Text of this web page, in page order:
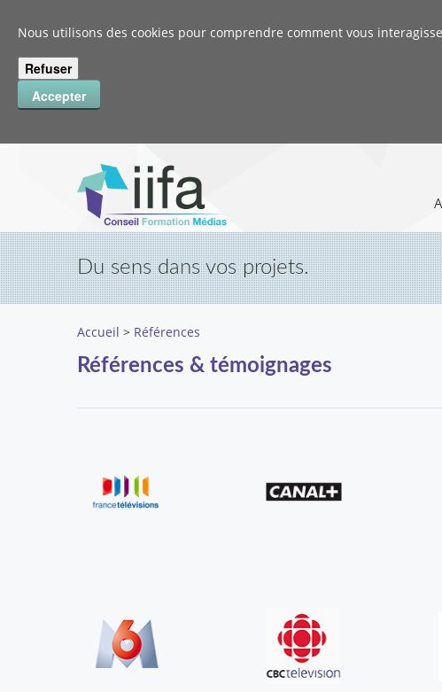
Nous utilisons des cookies pour comprendre comment vous
Du sens dans vos projets.
Accueil > Références
Références & témoignages